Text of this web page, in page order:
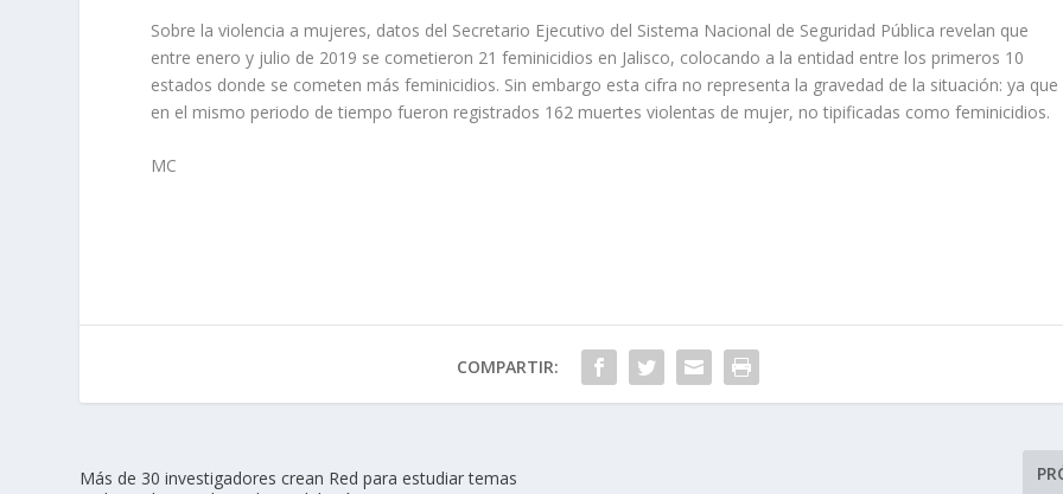
Sobre la violencia a mujeres, datos del Secretario Ejecutivo del Sistema Nacional de Seguridad Pública revelan que
entre enero y julio de 2019 se cometieron 21 feminicidios en Jalisco, colocando a la entidad entre los primeros 10
estados donde se cometen más feminicidios. Sin embargo esta cifra no representa la gravedad de la situación: ya que
en el mismo periodo de tiempo fueron registrados 162 muertes violentas de mujer, no tipificadas como feminicidios.
MC
COMPARTIR:
Más de 30 investigadores crean Red para estudiar temas